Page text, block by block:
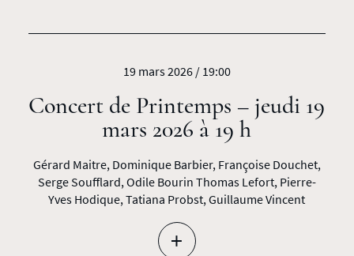
19 mars 2026 / 19:00
Concert de Printemps – jeudi 19
mars 2026 à 19 h
Gérard Maitre, Dominique Barbier, Françoise Douchet,
Serge Soufflard, Odile Bourin Thomas Lefort, Pierre-
Yves Hodique, Tatiana Probst, Guillaume Vincent
+